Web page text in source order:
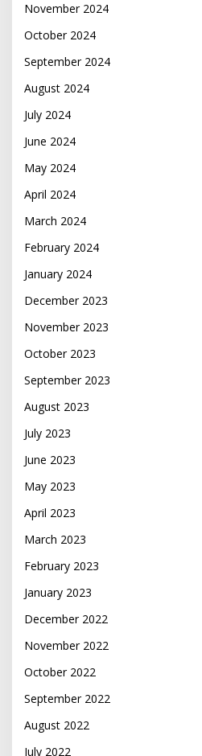
November 2024
October 2024
September 2024
August 2024
July 2024
June 2024
May 2024
April 2024
March 2024
February 2024
January 2024
December 2023
November 2023
October 2023
September 2023
August 2023
July 2023
June 2023
May 2023
April 2023
March 2023
February 2023
January 2023
December 2022
November 2022
October 2022
September 2022
August 2022
July 2022